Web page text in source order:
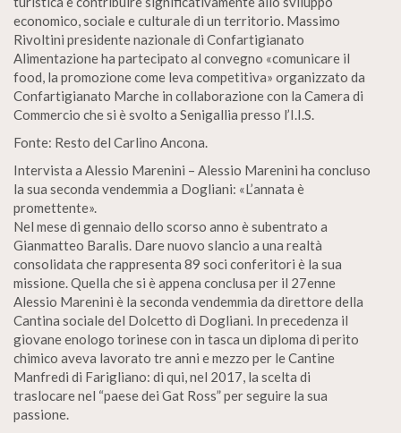
economico, sociale e culturale di un territorio. Massimo
Rivoltini presidente nazionale di Confartigianato
Alimentazione ha partecipato al convegno «comunicare il
food, la promozione come leva competitiva» organizzato da
Confartigianato Marche in collaborazione con la Camera di
Commercio che si è svolto a Senigallia presso l’I.I.S.
Fonte: Resto del Carlino Ancona.
Intervista a Alessio Marenini – Alessio Marenini ha concluso
la sua seconda vendemmia a Dogliani: «L’annata è
promettente».
Nel mese di gennaio dello scorso anno è subentrato a
Gianmatteo Baralis. Dare nuovo slancio a una realtà
consolidata che rappresenta 89 soci conferitori è la sua
missione. Quella che si è appena conclusa per il 27enne
Alessio Marenini è la seconda vendemmia da direttore della
Cantina sociale del Dolcetto di Dogliani. In precedenza il
giovane enologo torinese con in tasca un diploma di perito
chimico aveva lavorato tre anni e mezzo per le Cantine
Manfredi di Farigliano: di qui, nel 2017, la scelta di
traslocare nel “paese dei Gat Ross” per seguire la sua
passione.